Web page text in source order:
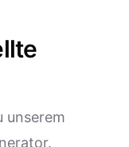
unserem